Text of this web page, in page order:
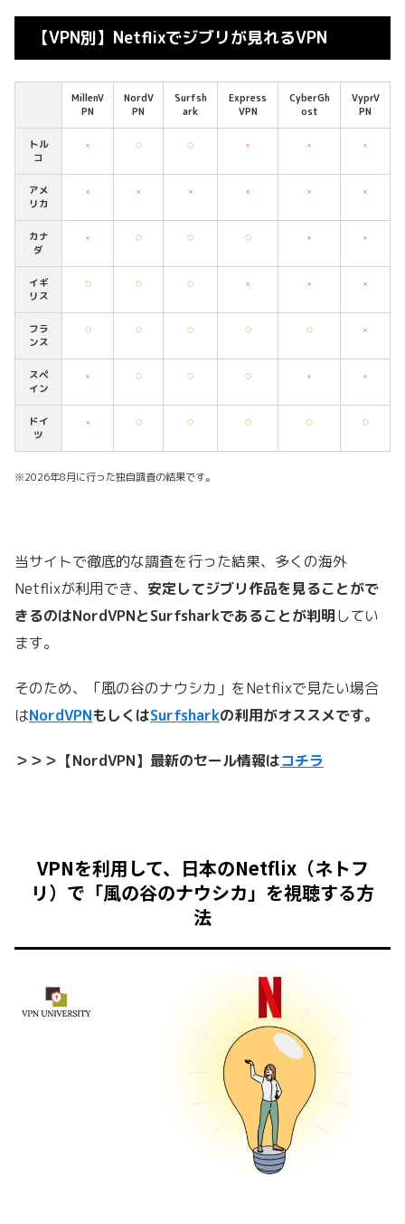
【VPN別】Netflixでジブリが見れるVPN
MillenV
PN
NordV
PN
Surfsh
ark
Express
VPN
CyberGh
ost
VyprV
PN
トル
コ
× ○ ○ × × ×
アメ
リカ
× × × × × ×
カナ
ダ
× ○ ○ ○ × ×
イギ
リス
○ ○ ○ × × ×
フラ
ンス
○ ○ ○ ○ ○ ×
スペ
イン
× ○ ○ ○ × ×
ドイ
ツ
× ○ ○ ○ ○ ○
※2026年8月に行った独自調査の結果です。
当サイトで徹底的な調査を行った結果、多くの海外
Netflixが利用でき、 安定してジブリ作品を見ることがで
きるのはNordVPNとSurfsharkであることが判明してい
ます。
そのため、「風の谷のナウシカ」をNetflixで見たい場合
はNordVPNもしくはSurfsharkの利用がオススメです。
＞＞＞【NordVPN】最新のセール情報はコチラ
VPNを利用して、日本のNetflix（ネトフ
リ）で「風の谷のナウシカ」を視聴する方
法